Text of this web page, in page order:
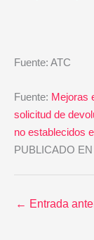
Fuente: ATC
Fuente: Mejoras
solicitud de
no establecidos
PUBLICADO EN
← Entrada